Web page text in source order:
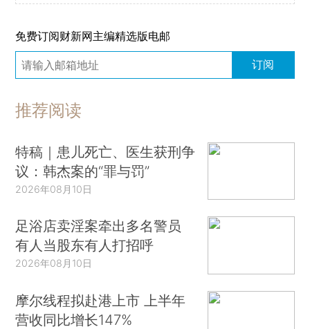
免费订阅财新网主编精选版电邮
订阅
推荐阅读
特稿｜患儿死亡、医生获刑争
议：韩杰案的“罪与罚”
2026年08月10日
足浴店卖淫案牵出多名警员
有人当股东有人打招呼
2026年08月10日
摩尔线程拟赴港上市 上半年
营收同比增长147%